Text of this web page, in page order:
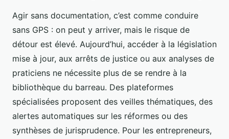
Agir sans documentation, c’est comme conduire
sans GPS : on peut y arriver, mais le risque de
détour est élevé. Aujourd’hui, accéder à la législation
mise à jour, aux arrêts de justice ou aux analyses de
praticiens ne nécessite plus de se rendre à la
bibliothèque du barreau. Des plateformes
spécialisées proposent des veilles thématiques, des
alertes automatiques sur les réformes ou des
synthèses de jurisprudence. Pour les entrepreneurs,